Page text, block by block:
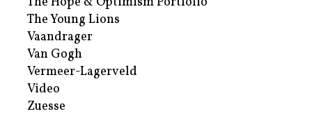
The Young Lions
Vaandrager
Van Gogh
Vermeer-Lagerveld
Video
Zuesse